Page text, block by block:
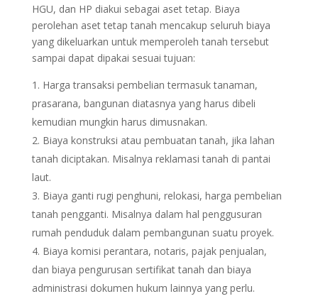
HGU, dan HP diakui sebagai aset tetap. Biaya
perolehan aset tetap tanah mencakup seluruh biaya
yang dikeluarkan untuk memperoleh tanah tersebut
sampai dapat dipakai sesuai tujuan:
Harga transaksi pembelian termasuk tanaman,
prasarana, bangunan diatasnya yang harus dibeli
kemudian mungkin harus dimusnakan.
Biaya konstruksi atau pembuatan tanah, jika lahan
tanah diciptakan. Misalnya reklamasi tanah di pantai
laut.
Biaya ganti rugi penghuni, relokasi, harga pembelian
tanah pengganti. Misalnya dalam hal penggusuran
rumah penduduk dalam pembangunan suatu proyek.
Biaya komisi perantara, notaris, pajak penjualan,
dan biaya pengurusan sertifikat tanah dan biaya
administrasi dokumen hukum lainnya yang perlu.